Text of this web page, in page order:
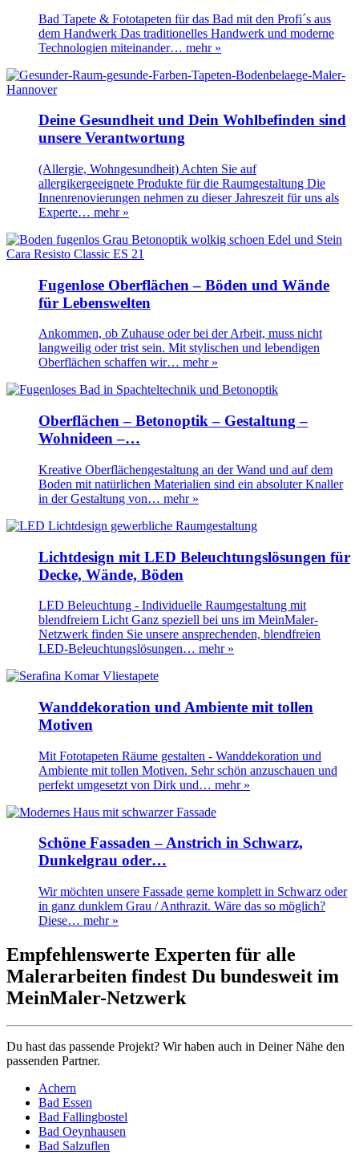
Bad Tapete & Fototapeten für das Bad mit den Profi´s aus
dem Handwerk Das traditionelles Handwerk und moderne
Technologien miteinander… mehr »
Deine Gesundheit und Dein Wohlbefinden sind
unsere Verantwortung
(Allergie, Wohngesundheit) Achten Sie auf
allergikergeeignete Produkte für die Raumgestaltung Die
Innenrenovierungen nehmen zu dieser Jahreszeit für uns als
Experte… mehr »
Fugenlose Oberflächen – Böden und Wände
für Lebenswelten
Ankommen, ob Zuhause oder bei der Arbeit, muss nicht
langweilig oder trist sein. Mit stylischen und lebendigen
Oberflächen schaffen wir… mehr »
Oberflächen – Betonoptik – Gestaltung –
Wohnideen –…
Kreative Oberflächengestaltung an der Wand und auf dem
Boden mit natürlichen Materialien sind ein absoluter Knaller
in der Gestaltung von… mehr »
Lichtdesign mit LED Beleuchtungslösungen für
Decke, Wände, Böden
LED Beleuchtung - Individuelle Raumgestaltung mit
blendfreiem Licht Ganz speziell bei uns im MeinMaler-
Netzwerk finden Sie unsere ansprechenden, blendfreien
LED-Beleuchtungslösungen… mehr »
Wanddekoration und Ambiente mit tollen
Motiven
Mit Fototapeten Räume gestalten - Wanddekoration und
Ambiente mit tollen Motiven. Sehr schön anzuschauen und
perfekt umgesetzt von Dirk und… mehr »
Schöne Fassaden – Anstrich in Schwarz,
Dunkelgrau oder…
Wir möchten unsere Fassade gerne komplett in Schwarz oder
in ganz dunklem Grau / Anthrazit. Wäre das so möglich?
Diese… mehr »
Empfehlenswerte Experten für alle
Malerarbeiten findest Du bundesweit im
MeinMaler-Netzwerk
Du hast das passende Projekt? Wir haben auch in Deiner Nähe den
passenden Partner.
Achern
Bad Essen
Bad Fallingbostel
Bad Oeynhausen
Bad Salzuflen